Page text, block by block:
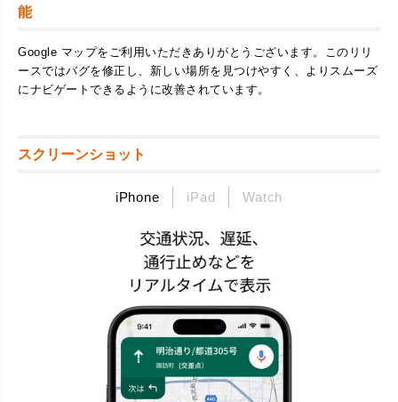
能
Google マップをご利用いただきありがとうございます。このリリ
ースではバグを修正し、新しい場所を見つけやすく、よりスムーズ
にナビゲートできるように改善されています。
スクリーンショット
iPhone iPad Watch